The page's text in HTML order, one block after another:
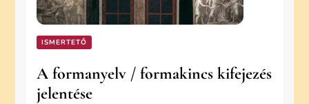
ISMERTETŐ
A formanyelv / formakincs kifejezés
jelentése